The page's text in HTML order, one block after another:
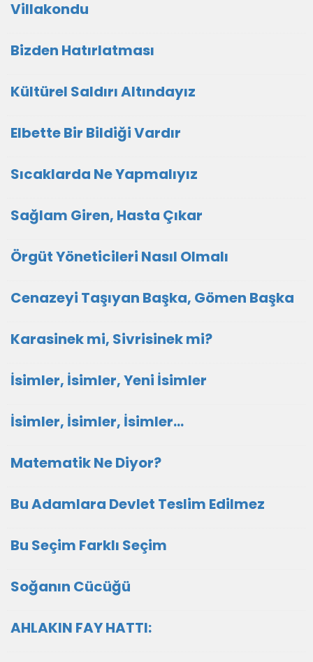
Villakondu
Bizden Hatırlatması
Kültürel Saldırı Altındayız
Elbette Bir Bildiği Vardır
Sıcaklarda Ne Yapmalıyız
Sağlam Giren, Hasta Çıkar
Örgüt Yöneticileri Nasıl Olmalı
Cenazeyi Taşıyan Başka, Gömen Başka
Karasinek mi, Sivrisinek mi?
İsimler, İsimler, Yeni İsimler
İsimler, İsimler, İsimler...
Matematik Ne Diyor?
Bu Adamlara Devlet Teslim Edilmez
Bu Seçim Farklı Seçim
Soğanın Cücüğü
AHLAKIN FAY HATTI: